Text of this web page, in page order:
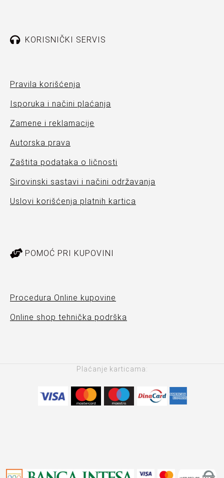
KORISNIČKI SERVIS
Pravila korišćenja
Isporuka i načini plaćanja
Zamene i reklamacije
Autorska prava
Zaštita podataka o ličnosti
Sirovinski sastavi i načini održavanja
Uslovi korišćenja platnih kartica
POMOĆ PRI KUPOVINI
Procedura Online kupovine
Online shop tehnička podrška
Plaćanje karticama: